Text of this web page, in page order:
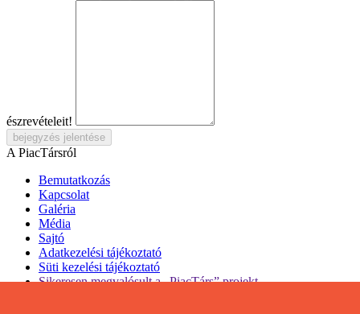
észrevételeit!
bejegyzés jelentése
A PiacTársról
Bemutatkozás
Kapcsolat
Galéria
Média
Sajtó
Adatkezelési tájékoztató
Süti kezelési tájékoztató
Sikeresen megvalósult a „PiacTárs” projekt